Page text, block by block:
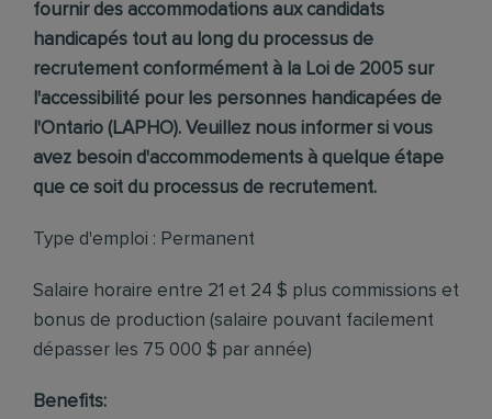
fournir des accommodations aux candidats
handicapés tout au long du processus de
recrutement conformément à la Loi de 2005 sur
l'accessibilité pour les personnes handicapées de
l'Ontario (LAPHO). Veuillez nous informer si vous
avez besoin d'accommodements à quelque étape
que ce soit du processus de recrutement.
Type d'emploi : Permanent
Salaire horaire entre 21 et 24 $ plus commissions et
bonus de production (salaire pouvant facilement
dépasser les 75 000 $ par année)
Benefits: